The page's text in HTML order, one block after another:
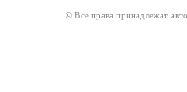
© Все права принадлежат